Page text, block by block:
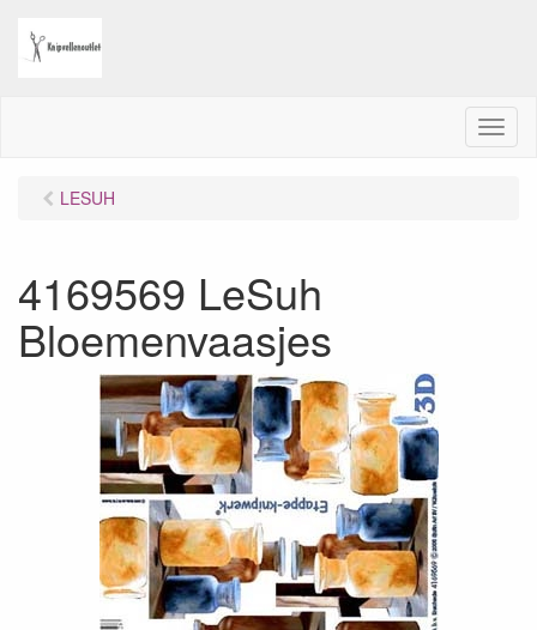
M
e
LESUH
4169569 LeSuh
Bloemenvaasjes